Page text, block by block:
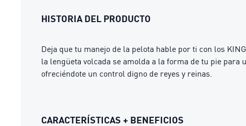
HISTORIA DEL PRODUCTO
Deja que tu manejo de la pelota hable por ti con los
la lengüeta volcada se amolda a la forma de tu pie
ofreciéndote un control digno de reyes y reinas.
CARACTERÍSTICAS + BENEFICIOS